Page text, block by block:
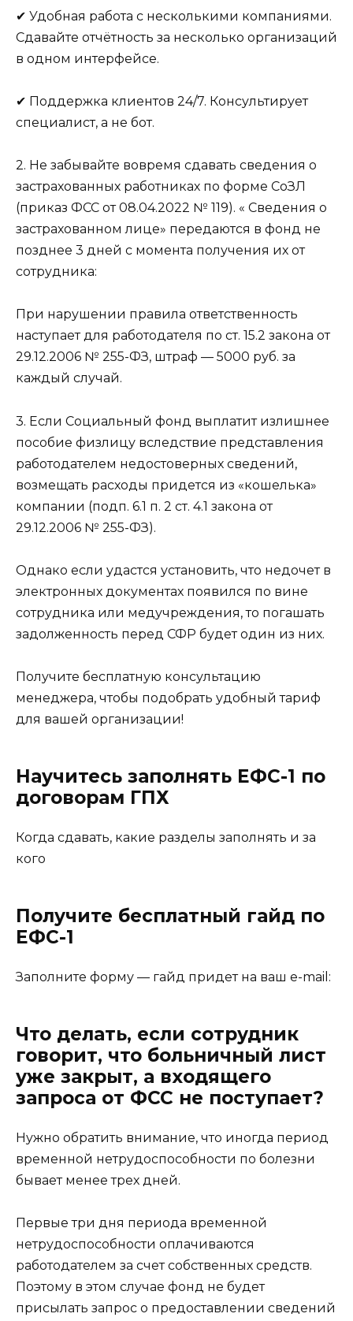
✔ Удобная работа с несколькими компаниями.
Сдавайте отчётность за несколько организаций
в одном интерфейсе.
✔ Поддержка клиентов 24/7. Консультирует
специалист, а не бот.
2. Не забывайте вовремя сдавать сведения о
застрахованных работниках по форме СоЗЛ
(приказ ФСС от 08.04.2022 № 119). « Сведения о
застрахованном лице» передаются в фонд не
позднее 3 дней с момента получения их от
сотрудника:
При нарушении правила ответственность
наступает для работодателя по ст. 15.2 закона от
29.12.2006 № 255-ФЗ, штраф — 5000 руб. за
каждый случай.
3. Если Социальный фонд выплатит излишнее
пособие физлицу вследствие представления
работодателем недостоверных сведений,
возмещать расходы придется из «кошелька»
компании (подп. 6.1 п. 2 ст. 4.1 закона от
29.12.2006 № 255-ФЗ).
Однако если удастся установить, что недочет в
электронных документах появился по вине
сотрудника или медучреждения, то погашать
задолженность перед СФР будет один из них.
Получите бесплатную консультацию
менеджера, чтобы подобрать удобный тариф
для вашей организации!
Научитесь заполнять ЕФС-1 по
договорам ГПХ
Когда сдавать, какие разделы заполнять и за
кого
Получите бесплатный гайд по
ЕФС-1
Заполните форму — гайд придет на ваш e-mail:
Что делать, если сотрудник
говорит, что больничный лист
уже закрыт, а входящего
запроса от ФСС не поступает?
Нужно обратить внимание, что иногда период
временной нетрудоспособности по болезни
бывает менее трех дней.
Первые три дня периода временной
нетрудоспособности оплачиваются
работодателем за счет собственных средств.
Поэтому в этом случае фонд не будет
присылать запрос о предоставлении сведений